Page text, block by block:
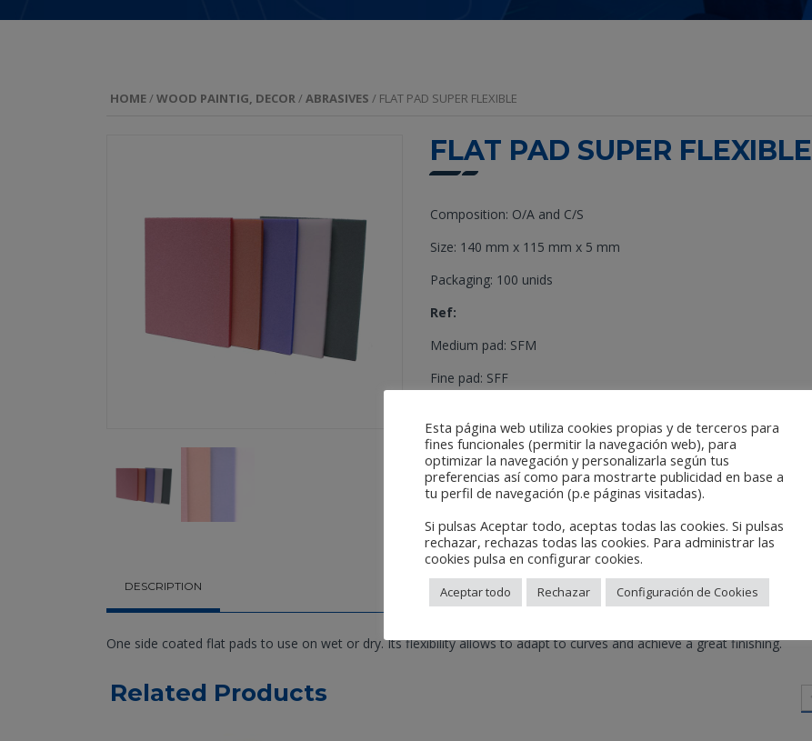
HOME/WOOD PAINTIG, DECOR/ABRASIVES / FLAT PAD SUPER FLEXIBLE
FLAT PAD SUPER FLEXIBLE
Composition: O/A and C/S
Size: 140 mm x 115 mm x 5 mm
Packaging: 100 unids
Ref:
Medium pad: SFM
Fine pad: SFF
Ultra fine pad: SFUF
Micro fine pad: SFMF
Categories:Abrasives,Abrasives, Automotive,Wood Paintig, Decor
DESCRIPTION
One side coated flat pads to use on wet or dry. Its flexibility allows to adapt to curves and achieve a great finishing.
Related Products
Esta página web utiliza cookies propias y de terceros para
fines funcionales (permitir la navegación web), para
optimizar la navegación y personalizarla según tus
preferencias así como para mostrarte publicidad en base a
tu perfil de navegación (p.e páginas visitadas).
Si pulsas Aceptar todo, aceptas todas las cookies. Si pulsas
rechazar, rechazas todas las cookies. Para administrar las
cookies pulsa en configurar cookies.
Aceptar todo Rechazar Configuración de Cookies